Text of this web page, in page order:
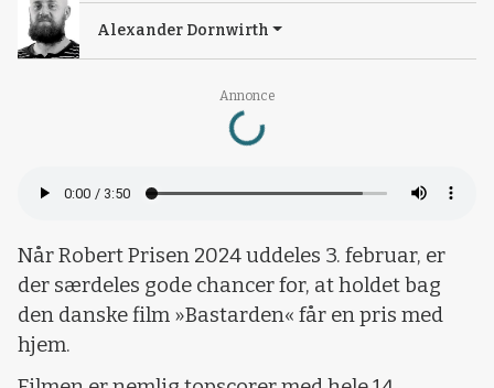
Annonce
Loading...
Alexander Dornwirth
Når Robert Prisen 2024 uddeles 3. februar, er
der særdeles gode chancer for, at holdet bag
den danske film »Bastarden« får en pris med
hjem.